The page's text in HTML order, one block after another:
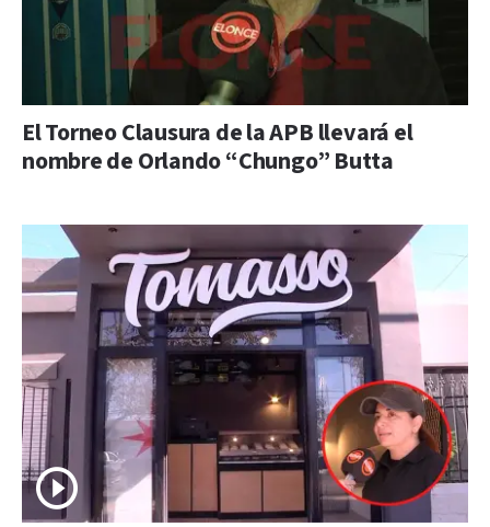
El Torneo Clausura de la APB llevará el
nombre de Orlando “Chungo” Butta